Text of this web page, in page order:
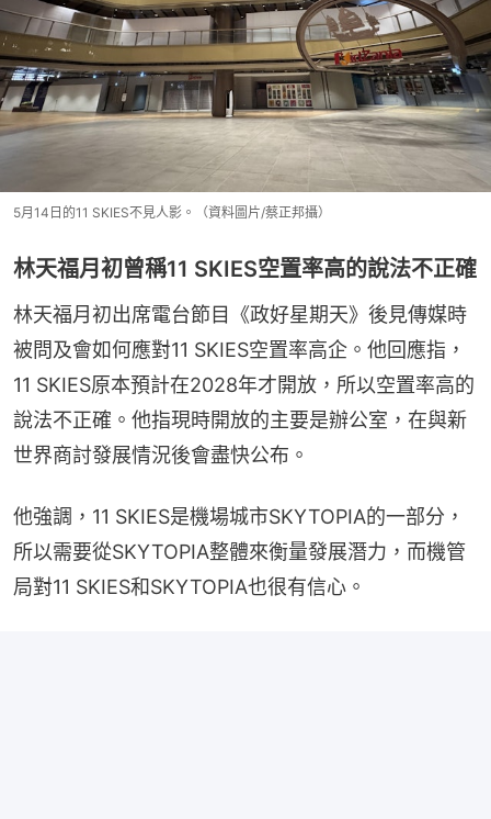
5月14日的11 SKIES不見人影。（資料圖片/蔡正邦攝）
林天福月初曾稱11 SKIES空置率高的說法不正確
林天福月初出席電台節目《政好星期天》後見傳媒時
被問及會如何應對11 SKIES空置率高企。他回應指，
11 SKIES原本預計在2028年才開放，所以空置率高的
說法不正確。他指現時開放的主要是辦公室，在與新
世界商討發展情況後會盡快公布。
他強調，11 SKIES是機場城市SKYTOPIA的一部分，
所以需要從SKYTOPIA整體來衡量發展潛力，而機管
局對11 SKIES和SKYTOPIA也很有信心。